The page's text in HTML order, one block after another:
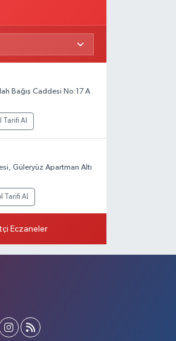
Bağış Caddesi No:17 A
Tarifi Al
Güleryüz Apartman Altı
Tarifi Al
Eczaneler